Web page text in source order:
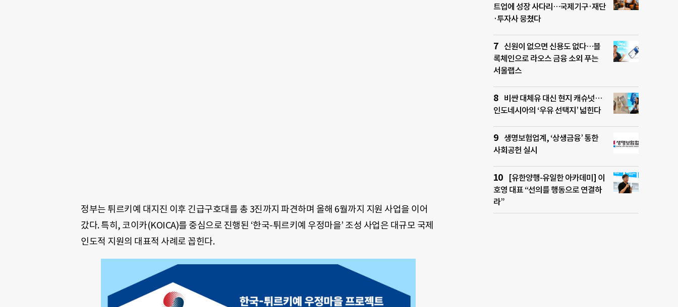
정부는 튀르키예 대지진 이후 긴급구호대를 총 3진까지 파견하며 올해 6월까지 지원 사업을 이어
갔다. 특히, 코이카(KOICA)를 중심으로 진행된 ‘한국-튀르키예 우정마을’ 조성 사업은 대규모 국제
인도적 지원의 대표적 사례로 꼽힌다.
트업에 성장 사다리…국제기구·재단
·투자사 뭉쳤다
신원이 없으면 신용도 없다…블
록체인으로 라오스 금융 소외 푸는
서울랩스
비싼 대체유 대신 현지 캐슈넛…
인도네시아의 ‘우유 선택지’ 넓힌다
생명보험업계, ‘상생금융’ 통한
사회공헌 실시
[유한양행-유일한 아카데미] 이
호영 대표 “선의를 행동으로 연결하
라”